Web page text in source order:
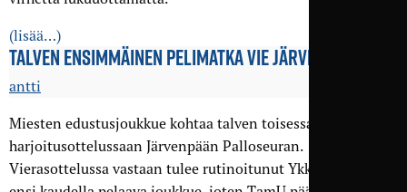
(lisää…)
TALVEN ENSIMMÄINEN PELIMATKA VIE JÄRVENPÄÄHÄN
antti
Miesten edustusjoukkue kohtaa talven toisessa
harjoitusottelussaan Järvenpään Palloseuran.
Vierasottelussa vastaan tulee rutinoitunut Ykkösliigassa